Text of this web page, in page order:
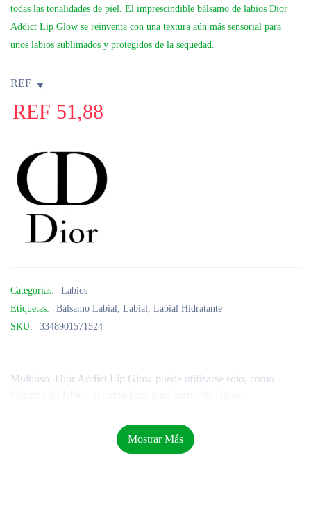
todas las tonalidades de piel. El imprescindible bálsamo de labios Dior
Addict Lip Glow se reinventa con una textura aún más sensorial para
unos labios sublimados y protegidos de la sequedad.
REF
REF 51,88
Categorías:
Labios
Etiquetas:
Bálsamo Labial Labial Labial Hidratante
SKU:
3348901571524
Multiuso, Dior Addict Lip Glow puede utilizarse solo, como
Mostrar Más